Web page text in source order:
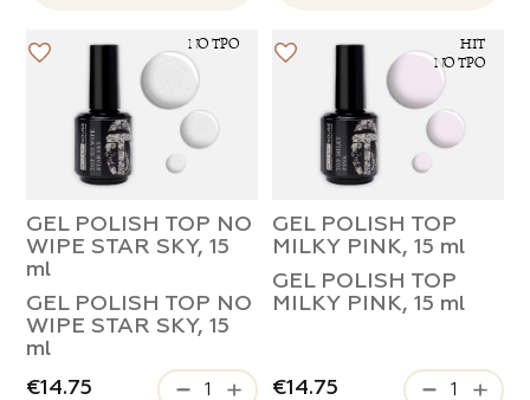
der Nacht
Funke
DER KATEGORIE
NO TPO
GEL POLISH TOP NO
WIPE STAR SKY, 15
ml
€14.75
GEL POLISH TOP NO
WIPE STAR SKY, 15
ml
HIT
NO TPO
GEL POLISH TOP
MILKY PINK, 15 ml
€14.75
GEL POLISH TOP
MILKY PINK, 15 ml